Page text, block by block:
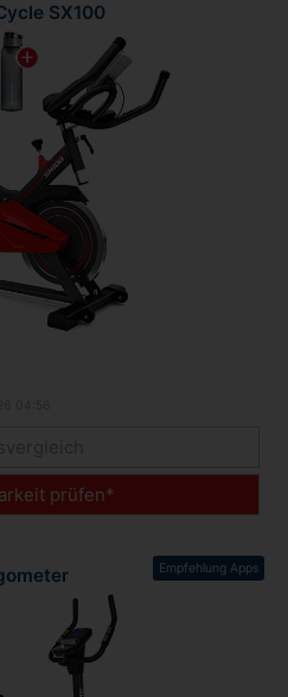
SX100
prüfen*
Empfehlung Apps